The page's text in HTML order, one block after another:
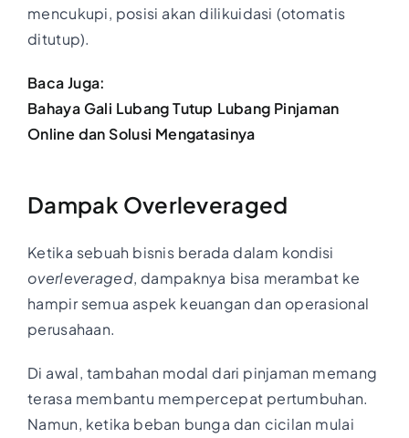
mencukupi, posisi akan dilikuidasi (otomatis
ditutup).
Baca Juga:
Bahaya Gali Lubang Tutup Lubang Pinjaman
Online dan Solusi Mengatasinya
Dampak Overleveraged
Ketika sebuah bisnis berada dalam kondisi
overleveraged, dampaknya bisa merambat ke
hampir semua aspek keuangan dan operasional
perusahaan.
Di awal, tambahan modal dari pinjaman memang
terasa membantu mempercepat pertumbuhan.
Namun, ketika beban bunga dan cicilan mulai